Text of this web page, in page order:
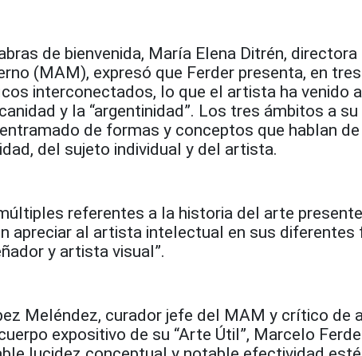
de bienvenida, María Elena Ditrén, directora
(MAM), expresó que Ferder presenta, en tres
interconectados, lo que el artista ha venido
y la “argentinidad”. Los tres ámbitos a su
de formas y conceptos que hablan
del sujeto individual y del artista.
referentes a la historia del arte
apreciar al artista intelectual en sus diferentes
y artista visual”.
Meléndez, curador jefe del MAM y crítico de
expositivo de su “Arte Útil”, Marcelo